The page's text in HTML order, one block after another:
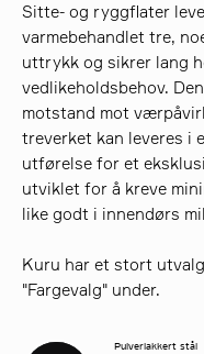
Sitte- og ryggflater
varmebehandlet tre,
uttrykk og sikrer lang
vedlikeholdsbehov.
motstand mot
treverket kan leveres i
utførelse for et
utviklet for å kreve
like godt i innendørs
Kuru har et stort
"Fargevalg" under.
Pulverlakkert stål